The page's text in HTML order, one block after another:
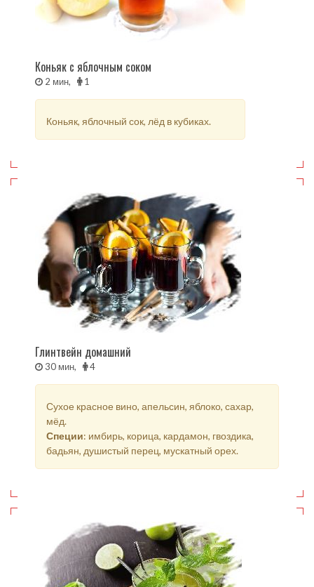
Коньяк с яблочным соком
2 мин, 1
Коньяк, яблочный сок, лёд в кубиках.
Глинтвейн домашний
30 мин, 4
Сухое красное вино, апельсин, яблоко, сахар,
мёд.
Специи: имбирь, корица, кардамон, гвоздика,
бадьян, душистый перец, мускатный орех.